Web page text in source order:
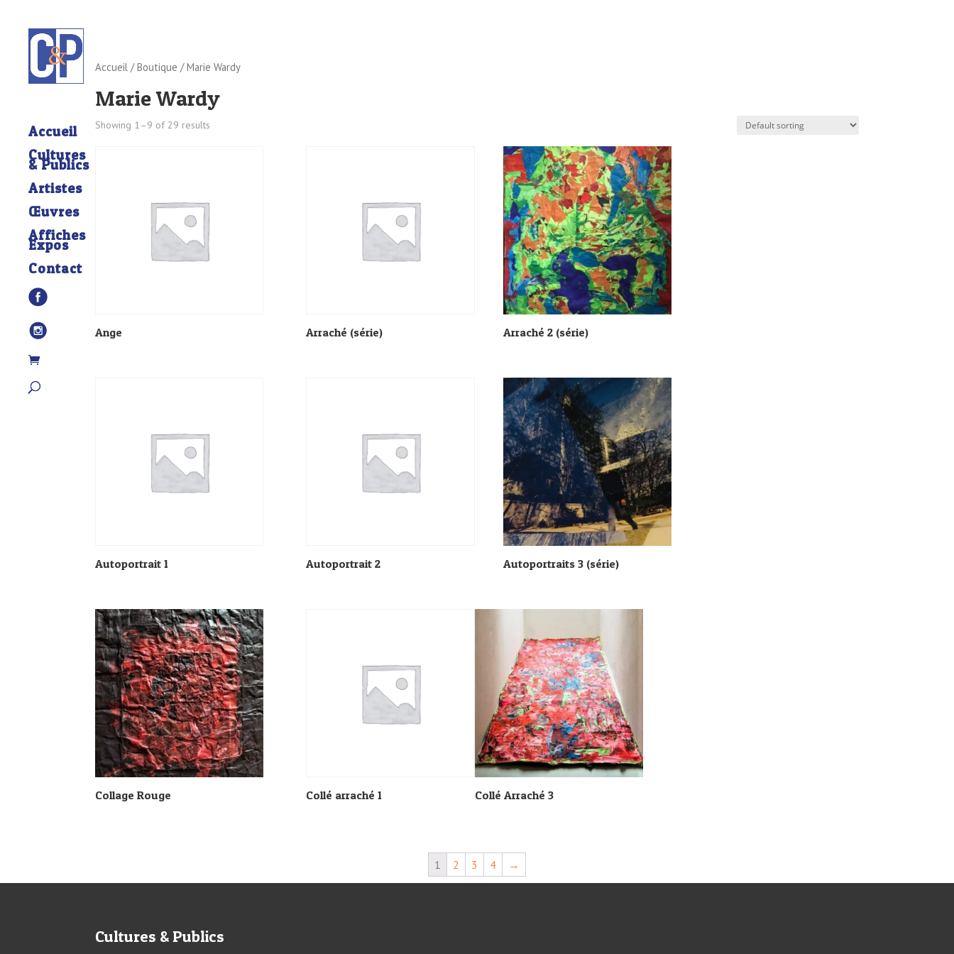
Accueil
Cultures
& Publics
Artistes
Œuvres
Affiches
Expos
Contact
Accueil /Boutique / Marie Wardy
Marie Wardy
Showing 1–9 of 29 results
Ange Arraché (série) Arraché 2 (série)
Autoportrait 1 Autoportrait 2 Autoportraits 3 (série)
Collage Rouge Collé arraché 1 Collé Arraché 3
1 2 3 4 →
Cultures & Publics